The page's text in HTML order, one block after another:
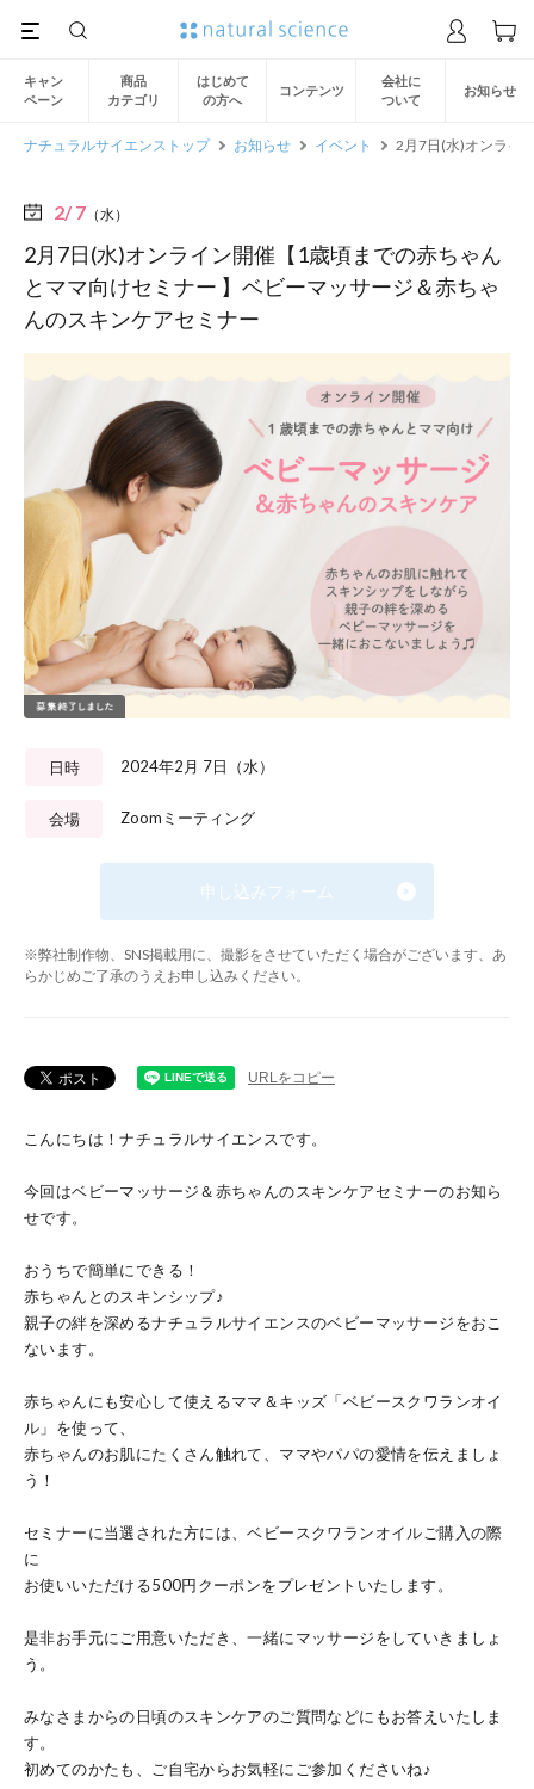
キャン
ペーン
商品
カテゴリ
はじめて
の方へ
コンテンツ
会社に
ついて
お知らせ
ナチュラルサイエンストップ お知らせ イベント 2月7日(水)オンライ
2/ 7 （水）
2月7日(水)オンライン開催【1歳頃までの赤ちゃん
とママ向けセミナー 】ベビーマッサージ＆赤ちゃ
んのスキンケアセミナー
日時 2024年2月 7日（水）
会場 Zoomミーティング
申し込みフォーム
※弊社制作物、SNS掲載用に、撮影をさせていただく場合がございます、あ
らかじめご了承のうえお申し込みください。
URLをコピー
こんにちは！ナチュラルサイエンスです。
今回はベビーマッサージ＆赤ちゃんのスキンケアセミナーのお知ら
せです。
おうちで簡単にできる！
赤ちゃんとのスキンシップ♪
親子の絆を深めるナチュラルサイエンスのベビーマッサージをおこ
ないます。
赤ちゃんにも安心して使えるママ＆キッズ「ベビースクワランオイ
ル」を使って、
赤ちゃんのお肌にたくさん触れて、ママやパパの愛情を伝えましょ
う！
セミナーに当選された方には、ベビースクワランオイルご購入の際
に
お使いいただける500円クーポンをプレゼントいたします。
是非お手元にご用意いただき、一緒にマッサージをしていきましょ
う。
みなさまからの日頃のスキンケアのご質問などにもお答えいたしま
す。
初めてのかたも、ご自宅からお気軽にご参加くださいね♪